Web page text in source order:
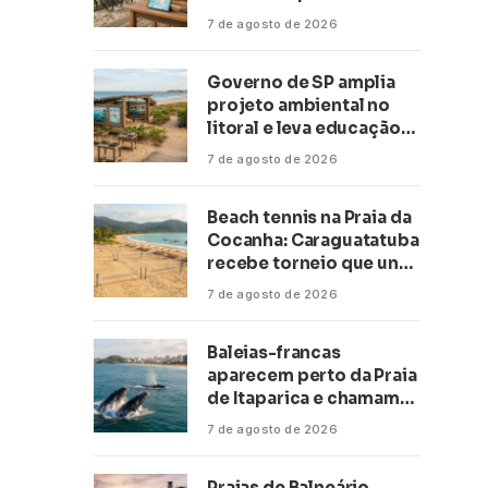
transformar negócios
7 de agosto de 2026
Governo de SP amplia
projeto ambiental no
litoral e leva educação
climática a escolas de 16
7 de agosto de 2026
Beach tennis na Praia da
Cocanha: Caraguatatuba
recebe torneio que une
esporte, lazer e mar
7 de agosto de 2026
Baleias-francas
aparecem perto da Praia
de Itaparica e chamam
atenção no litoral do
7 de agosto de 2026